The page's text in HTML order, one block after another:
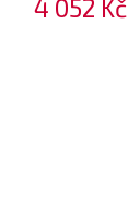
4 052 Kč